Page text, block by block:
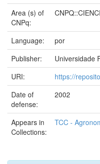
Area (s) of
CNPq:
Language:
por
Publisher:
Universidade
URI:
https://
Date of
defense:
2002
Appears in
Collections:
TCC -